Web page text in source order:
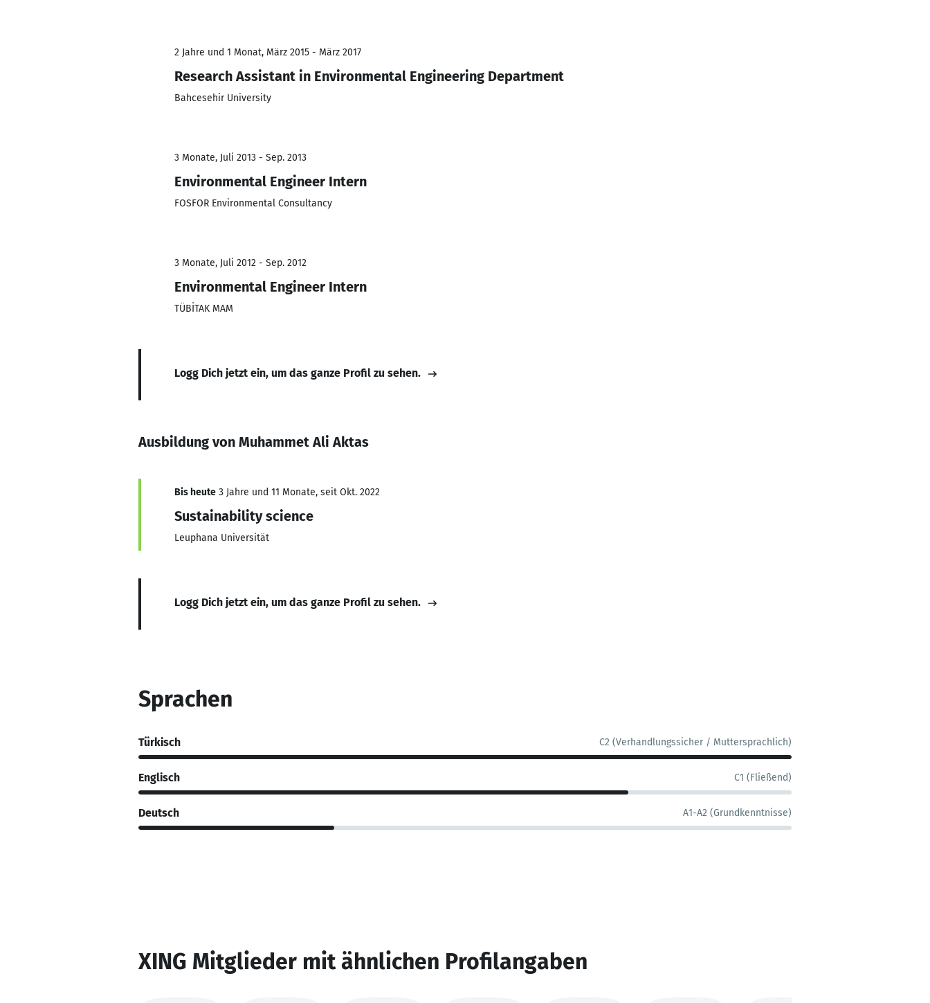
2 Jahre und 1 Monat, März 2015 - März 2017
Research Assistant in Environmental Engineering Department
Bahcesehir University
3 Monate, Juli 2013 - Sep. 2013
Environmental Engineer Intern
FOSFOR Environmental Consultancy
3 Monate, Juli 2012 - Sep. 2012
Environmental Engineer Intern
TÜBİTAK MAM
Logg Dich jetzt ein, um das ganze Profil zu sehen.
Ausbildung von Muhammet Ali Aktas
Bis heute 3 Jahre und 11 Monate, seit Okt. 2022
Sustainability science
Leuphana Universität
Logg Dich jetzt ein, um das ganze Profil zu sehen.
Sprachen
Türkisch C2 (Verhandlungssicher / Muttersprachlich)
Englisch C1 (Fließend)
Deutsch A1-A2 (Grundkenntnisse)
XING Mitglieder mit ähnlichen Profilangaben